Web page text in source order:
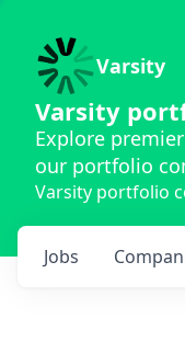
Varsity
Varsity
Explore
our portfolio
Varsity portfolio
Jobs